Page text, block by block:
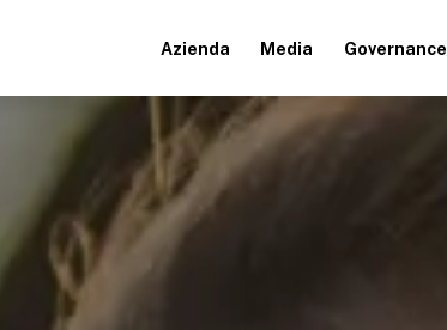
Azienda Media Governance